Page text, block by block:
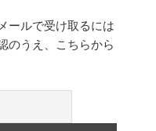
ールで受け取るには
のうえ、こちらから